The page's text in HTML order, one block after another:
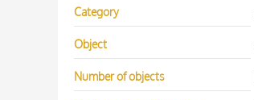
Category
Object
Number of objects